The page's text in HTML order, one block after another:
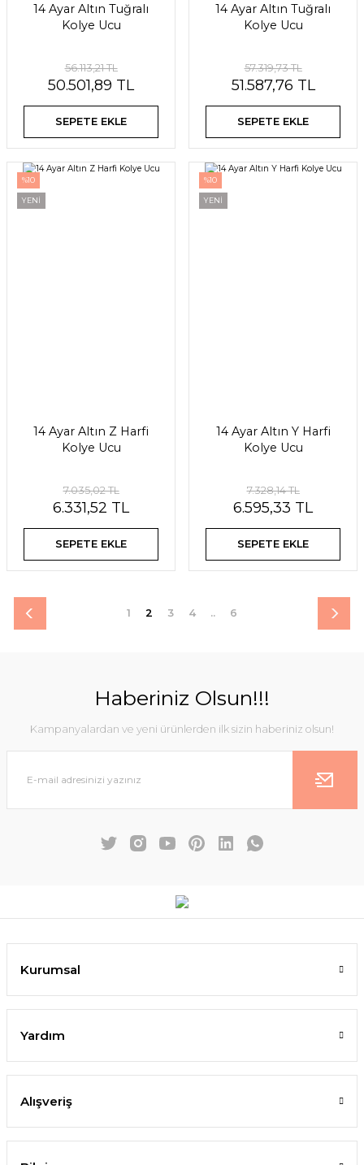
14 Ayar Altın Tuğralı
Kolye Ucu
56.113,21 TL
50.501,89 TL
SEPETE EKLE
14 Ayar Altın Tuğralı
Kolye Ucu
57.319,73 TL
51.587,76 TL
SEPETE EKLE
%10
YENİ
14 Ayar Altın Z Harfi
Kolye Ucu
7.035,02 TL
6.331,52 TL
SEPETE EKLE
%10
YENİ
14 Ayar Altın Y Harfi
Kolye Ucu
7.328,14 TL
6.595,33 TL
SEPETE EKLE
1 2 3 4 .. 6
Haberiniz Olsun!!!
Kampanyalardan ve yeni ürünlerden ilk sizin haberiniz olsun!
Kurumsal
Yardım
Alışveriş